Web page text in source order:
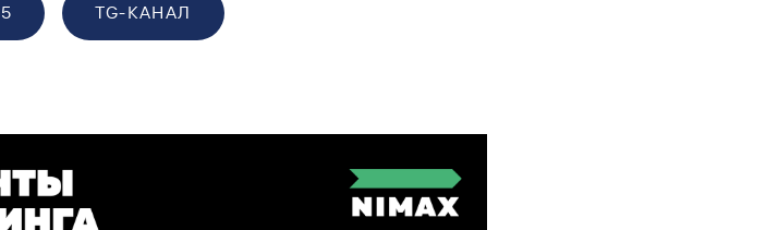
TG-КАНАЛ